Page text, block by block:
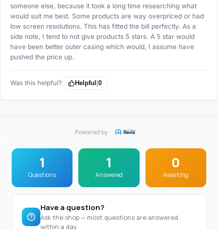
someone else, because it took a long time researching what
would suit me best. Some products are way overpriced or had
low screen resolutions. This has fitted the bill perfectly. As a
side note, I tend to not give products 5 stars. A 5 star would
have been better outer casing which would, I assume have
pushed the price up.
Was this helpful? Helpful 0
Powered by